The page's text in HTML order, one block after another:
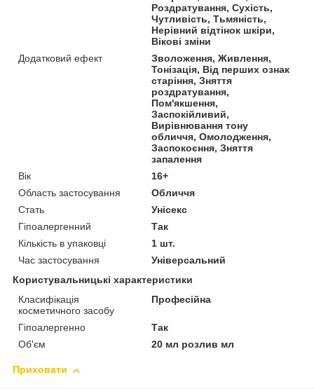
Роздратування, Сухість,
Чутливість, Тьмяність,
Нерівний відтінок шкіри,
Вікові зміни
Додатковий ефект
Зволоження, Живлення,
Тонізація, Від перших ознак
старіння, Зняття
роздратування,
Пом'якшення,
Заспокійливий,
Вирівнювання тону
обличчя, Омолодження,
Заспокоєння, Зняття
запалення
Вік
16+
Область застосування
Обличчя
Стать
Унісекс
Гіпоалергенний
Так
Кількість в упаковці
1 шт.
Час застосування
Універсальний
Користувальницькі характеристики
Класифікація
косметичного засобу
Професійна
Гіпоалергенно
Так
Об'єм
20 мл розлив мл
Приховати